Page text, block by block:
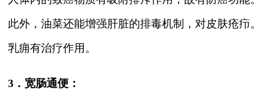
此外，油菜还能增强肝脏的排毒机制，对皮肤疮疖。
乳痈有治疗作用。
3．宽肠通便：